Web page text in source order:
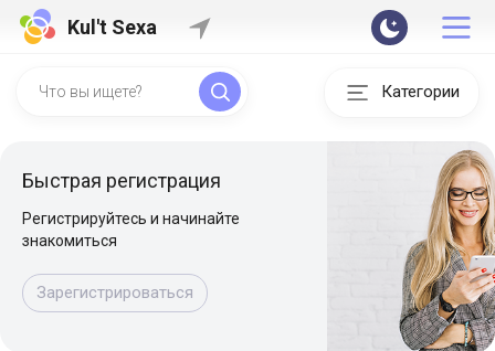
Kul't Sexa
Категории
Быстрая регистрация
Регистрируйтесь и начинайте
знакомиться
Зарегистрироваться